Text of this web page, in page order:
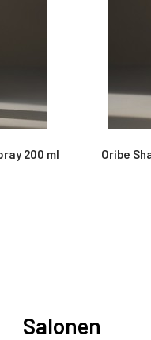
200 ml
Oribe
Salonen